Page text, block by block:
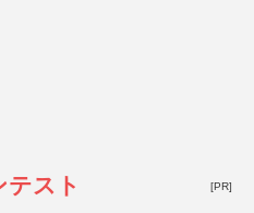
テスト [PR]